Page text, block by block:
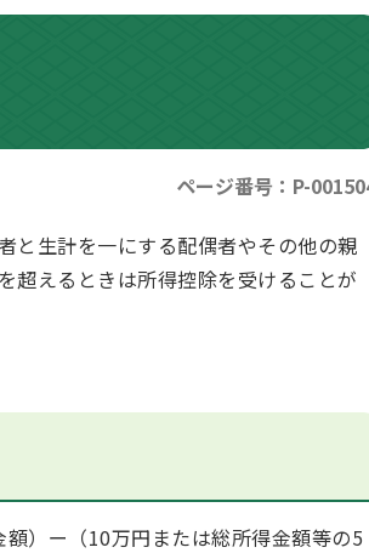
ページ番号：P-
と生計を一にする配偶者やその他の親
超えるときは所得控除を受けることが
）ー（10万円または総所得金額等の5